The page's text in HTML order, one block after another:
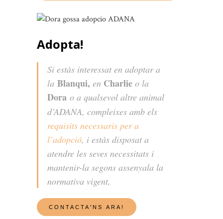
Adopta!
Si estàs interessat en adoptar a
la Blanqui, en Charlie o la
Dora o a qualsevol altre animal
d’ADANA, compleixes amb els
requisits necessaris per a
l’adopció, i estàs disposat a
atendre les seves necessitats i
mantenir-la segons assenyala la
normativa vigent,